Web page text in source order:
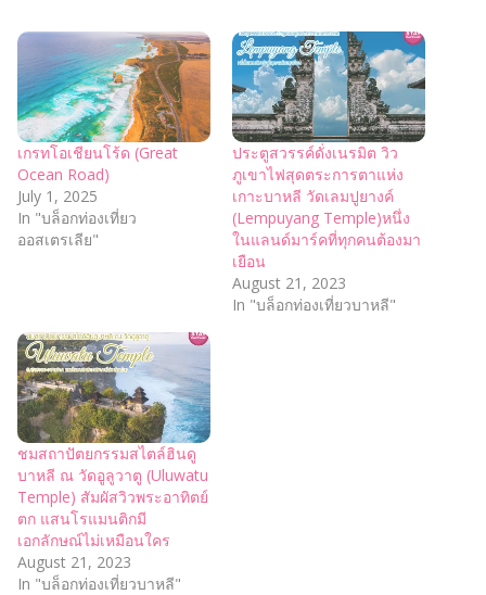
เกรทโอเชียนโร้ด (Great
Ocean Road)
July 1, 2025
In "บล็อกท่องเที่ยว
ออสเตรเลีย"
ประตูสวรรค์ดั่งเนรมิต วิว
ภูเขาไฟสุดตระการตาแห่ง
เกาะบาหลี วัดเลมปูยางค์
(Lempuyang Temple)หนึ่ง
ในแลนด์มาร์คที่ทุกคนต้องมา
เยือน
August 21, 2023
In "บล็อกท่องเที่ยวบาหลี"
ชมสถาปัตยกรรมสไตล์ฮินดู
บาหลี ณ วัดอูลูวาตู (Uluwatu
Temple) สัมผัสวิวพระอาทิตย์
ตก แสนโรแมนติกมี
เอกลักษณ์ไม่เหมือนใคร
August 21, 2023
In "บล็อกท่องเที่ยวบาหลี"